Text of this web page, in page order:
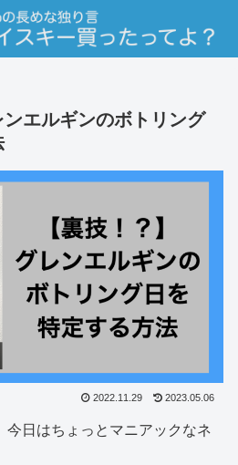
ンエルギンのボトリング
2022.11.29 2023.05.06
今日はちょっとマニアックなネ